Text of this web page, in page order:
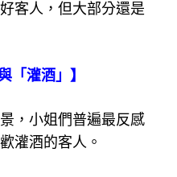
客人，但大部分還是
「灌酒」】
，小姐們普遍最反感
灌酒的客人。